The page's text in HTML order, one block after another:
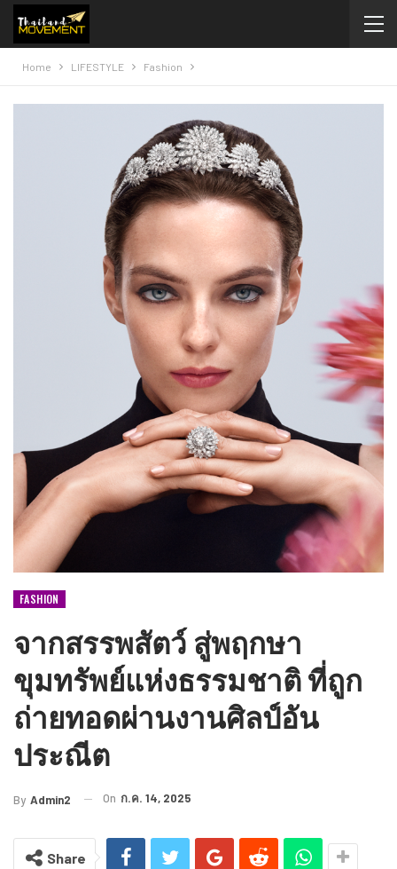
Home LIFESTYLE Fashion
FASHION
จากสรรพสัตว์ สู่พฤกษา
ขุมทรัพย์แห่งธรรมชาติ ที่ถูก
ถ่ายทอดผ่านงานศิลป์อัน
ประณีต
By Admin2 On ก.ค. 14, 2025
Share